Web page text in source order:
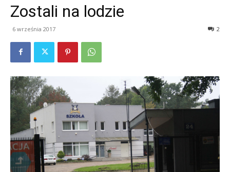
Zostali na lodzie
6 września 2017 2